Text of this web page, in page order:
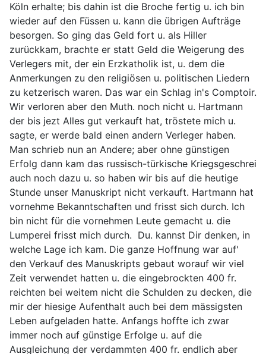
Köln erhalte; bis dahin ist die Broche fertig u. ich bin
wieder auf den Füssen u. kann die übrigen Aufträge
besorgen. So ging das Geld fort u. als Hiller
zurückkam, brachte er statt Geld die Weigerung des
Verlegers mit, der ein Erzkatholik ist, u. dem die
Anmerkungen zu den religiösen u. politischen Liedern
zu ketzerisch waren. Das war ein Schlag in's Comptoir.
Wir verloren aber den Muth. noch nicht u. Hartmann
der bis jezt Alles gut verkauft hat, tröstete mich u.
sagte, er werde bald einen andern Verleger haben.
Man schrieb nun an Andere; aber ohne günstigen
Erfolg dann kam das russisch-türkische Kriegsgeschrei
auch noch dazu u. so haben wir bis auf die heutige
Stunde unser Manuskript nicht verkauft. Hartmann hat
vornehme Bekanntschaften und frisst sich durch. Ich
bin nicht für die vornehmen Leute gemacht u. die
Lumperei frisst mich durch. Du. kannst Dir denken, in
welche Lage ich kam. Die ganze Hoffnung war auf'
den Verkauf des Manuskripts gebaut worauf wir viel
Zeit verwendet hatten u. die eingebrockten 400 fr.
reichten bei weitem nicht die Schulden zu decken, die
mir der hiesige Aufenthalt auch bei dem mässigsten
Leben aufgeladen hatte. Anfangs hoffte ich zwar
immer noch auf günstige Erfolge u. auf die
Ausgleichung der verdammten 400 fr. endlich aber